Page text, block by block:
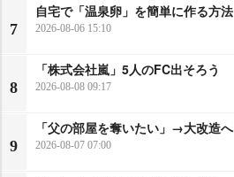
7
自宅で「温泉卵」を簡単に作る方法
2026-08-06 15:10
8
「株式会社嵐」5人のFC出そろう
2026-08-08 09:17
9
「父の部屋を奪いたい」→大改造へ
2026-08-07 07:00